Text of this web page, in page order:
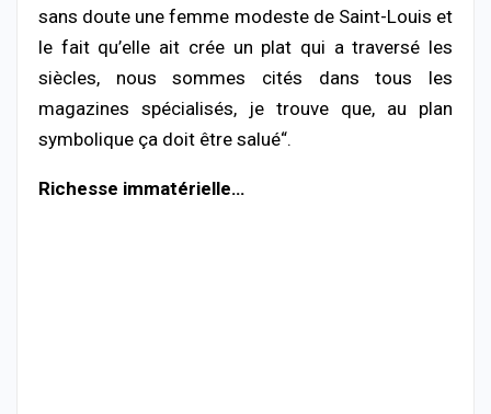
sans doute une femme modeste de Saint-Louis et
le fait qu’elle ait crée un plat qui a traversé les
siècles, nous sommes cités dans tous les
magazines spécialisés, je trouve que, au plan
symbolique ça doit être salué“.
Richesse immatérielle…